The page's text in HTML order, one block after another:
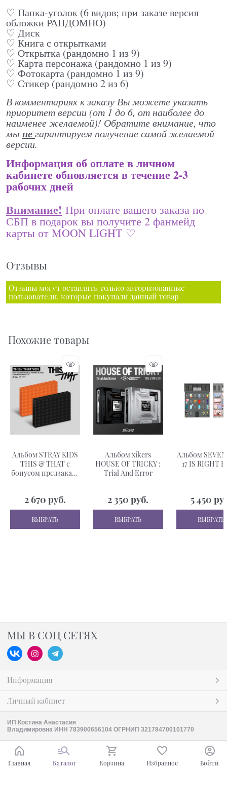
♡ Папка-уголок (6 видов; при заказе версия
обложки РАНДОМНО)
♡ Диск
♡ Книга с открытками
♡ Открытка (рандомно 1 из 9)
♡ Карта персонажа (рандомно 1 из 9)
♡ Фотокарта (рандомно 1 из 9)
♡ Стикер (рандомно 2 из 6)
В комментариях к заказу Вы можете указать
приоритет версии (от 1 до 6, от наиболее до
наименее желаемой)! Обратите внимание, что
мы негарантируем получение самой желаемой
версии.
Информация об оплате в личном
кабинете обновляется в течение 2-3
рабочих дней
Внимание! При оплате вашего заказа по
СБП в подарок вы получите 2 фанмейд
карты от MOON LIGHT ♡
Отзывы
Отзывы могут оставлять только авторизованные
пользователи, которые покупали данный товар
Похожие товары
Альбом STRAY KIDS
THIS & THAT с
бонусом предзаказа
2 670 руб.
ВЫБРАТЬ
Альбом xikers
HOUSE OF TRICKY :
Trial And Error
2 350 руб.
ВЫБРАТЬ
Альбом
17 IS RIGHT
5 450
ВЫБРАТЬ
МЫ В СОЦ СЕТЯХ
Информация
Личный кабинет
ИП Костина Анастасия
Владимировна ИНН 783900656104 ОГРНИП 321784700101770
Главная Каталог Корзина Избранное Войти